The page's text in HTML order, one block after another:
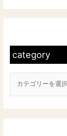
category
g
r